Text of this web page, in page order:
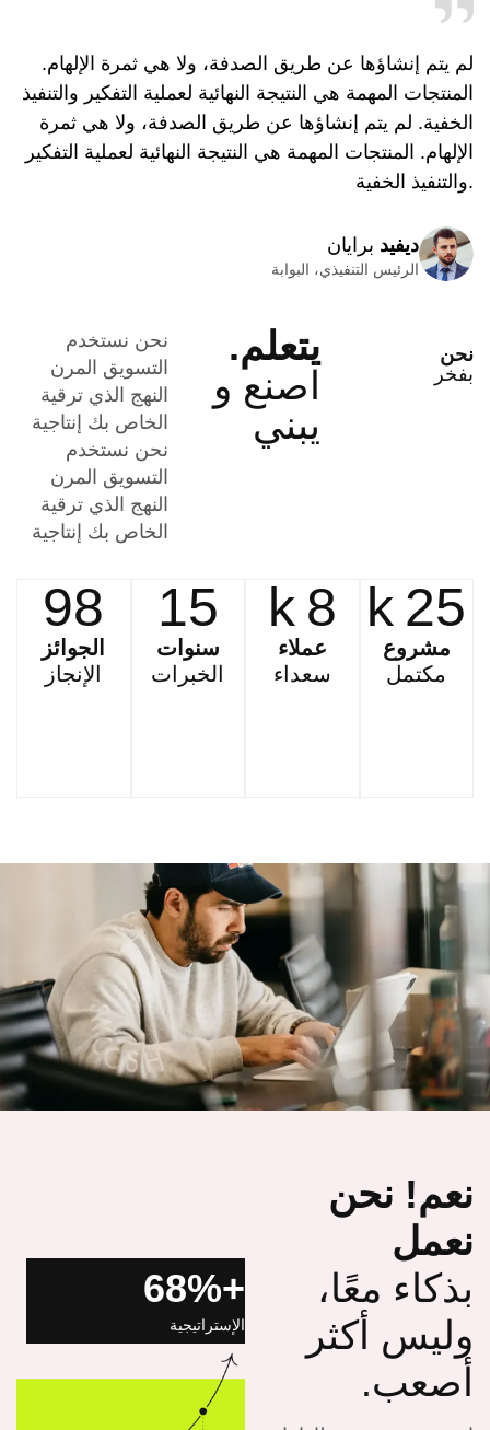
لم يتم إنشاؤها عن طريق الصدفة، ولا هي ثمرة الإلهام.
المنتجات المهمة هي النتيجة النهائية لعملية التفكير والتنفيذ
الخفية. لم يتم إنشاؤها عن طريق الصدفة، ولا هي ثمرة
الإلهام. المنتجات المهمة هي النتيجة النهائية لعملية التفكير
والتنفيذ الخفية.
ديفيد برايان
الرئيس التنفيذي، البوابة
نحن
بفخر
يتعلم.
اصنع و
يبني
نحن نستخدم
التسويق المرن
النهج الذي ترقية
الخاص بك إنتاجية
نحن نستخدم
التسويق المرن
النهج الذي ترقية
الخاص بك إنتاجية
25
k
مشروع
مكتمل
k 8
عملاء
سعداء
15
سنوات
الخبرات
98
الجوائز
الإنجاز
نعم! نحن
نعمل
بذكاء معًا،
وليس أكثر
أصعب.
+68%
الإستراتيجية